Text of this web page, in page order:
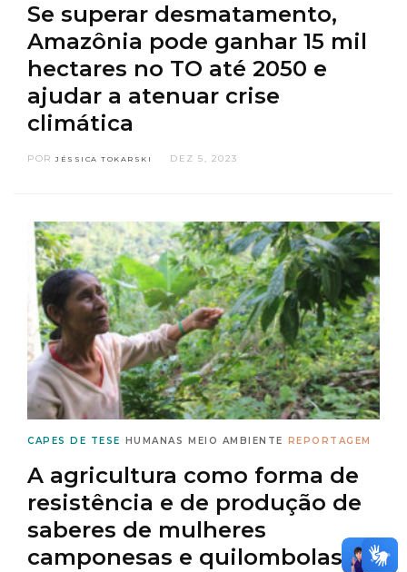
Se superar desmatamento,
Amazônia pode ganhar 15 mil
hectares no TO até 2050 e
ajudar a atenuar crise
climática
PORJÉSSICA TOKARSKI DEZ 5, 2023
CAPES DE TESE HUMANAS MEIO AMBIENTE REPORTAGEM
A agricultura como forma de
resistência e de produção de
saberes de mulheres
camponesas e quilombolas